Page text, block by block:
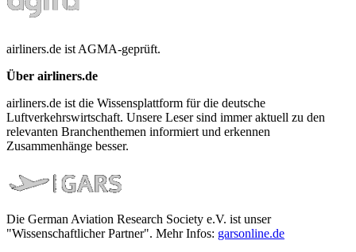
airliners.de ist AGMA-geprüft.
Über airliners.de
airliners.de ist die Wissensplattform für die deutsche
Luftverkehrswirtschaft. Unsere Leser sind immer aktuell zu den
relevanten Branchenthemen informiert und erkennen
Zusammenhänge besser.
Die German Aviation Research Society e.V. ist unser
"Wissenschaftlicher Partner". Mehr Infos: garsonline.de